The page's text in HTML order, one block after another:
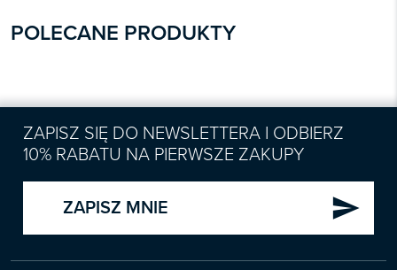
POLECANE PRODUKTY
ZAPISZ SIĘ DO NEWSLETTERA I ODBIERZ
10% RABATU NA PIERWSZE ZAKUPY
ZAPISZ MNIE send